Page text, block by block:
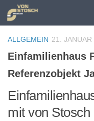
Zum Inhalt springen
ALLGEMEIN 21. JANUAR
Einfamilienhaus
Referenzobjekt
mit von